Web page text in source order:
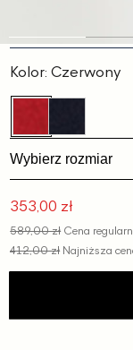
Slajd
Kolor:Czerwony
Wybierz rozmiar
Cena
promocyjna
353,00 zł
589,00 zł Cena
412,00 złNajniższa